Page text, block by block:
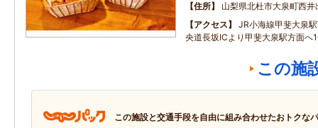
住所
山梨県北杜市大泉町西
アクセス
JR小海線甲斐大泉
央道長坂ICより甲斐大泉駅方面へ
この施
この施設と交通手段を自由に組み合わせたおトクな